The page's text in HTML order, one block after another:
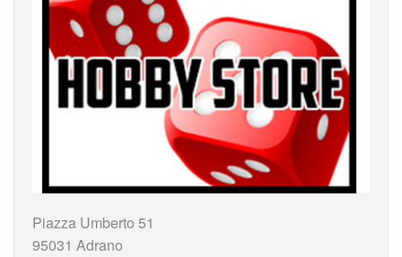
Piazza Umberto 51
95031 Adrano